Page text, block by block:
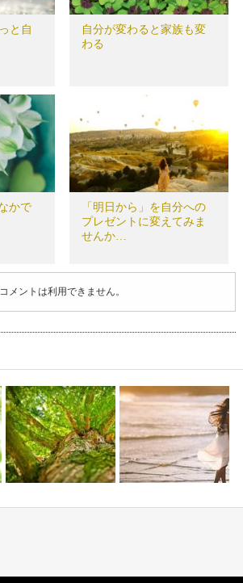
と自
自分が変わると家族も変
わる
かで
「明日から」を自分への
プレゼントに変えてみま
せんか…
コメントは利用できません。